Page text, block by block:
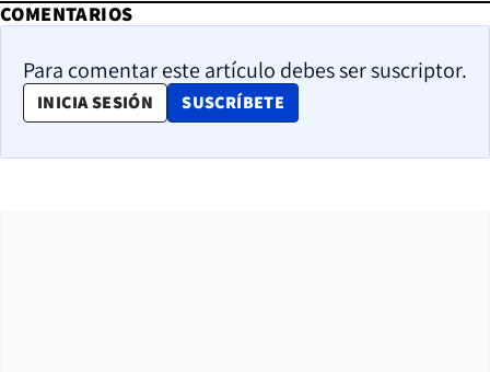
COMENTARIOS
Para comentar este artículo debes ser suscriptor.
INICIA SESIÓN SUSCRÍBETE
OPENS IN NEW WINDOW